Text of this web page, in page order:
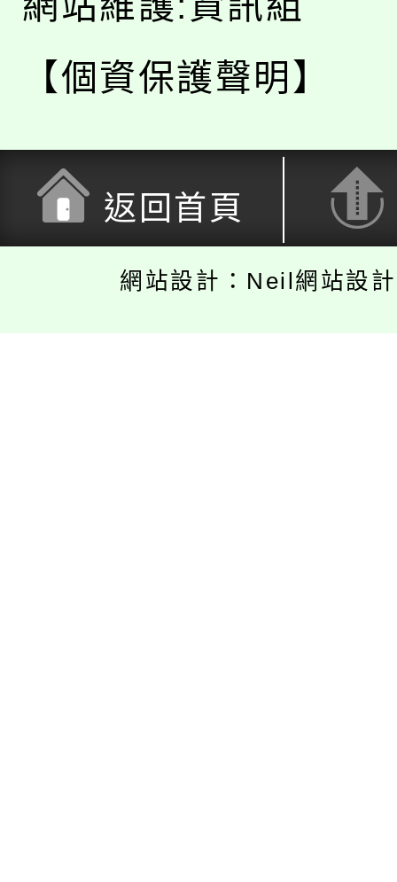
【個資保護聲明】
返回首頁
網站設計：Neil網站設